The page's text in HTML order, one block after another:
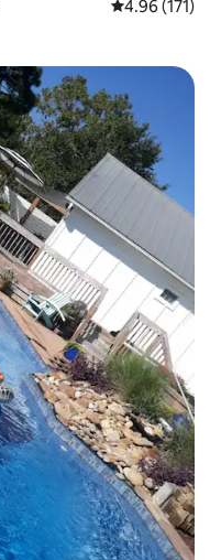
レビュー171
4.96 (171)